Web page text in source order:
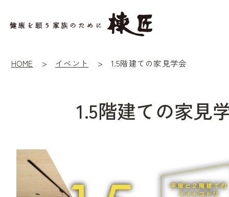
HOME イベント 1.5階建ての家見学会
1.5階建ての家見